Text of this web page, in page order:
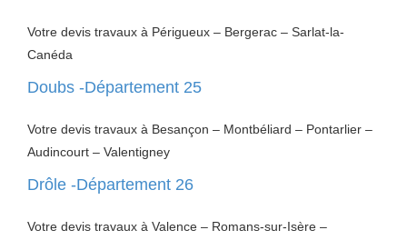
Votre devis travaux à Périgueux – Bergerac – Sarlat-la-
Canéda
Doubs -Département 25
Votre devis travaux à Besançon – Montbéliard – Pontarlier –
Audincourt – Valentigney
Drôle -Département 26
Votre devis travaux à Valence – Romans-sur-Isère –